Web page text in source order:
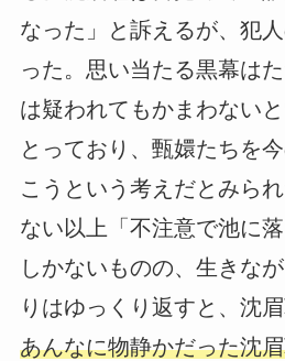
なった」と訴えるが、犯
った。思い当たる黒幕は
は疑われてもかまわない
とっており、甄嬛たちを
こうという考えだとみら
ない以上「不注意で池に
しかないものの、生きな
りはゆっくり返すと、沈
あんなに物静かだった沈